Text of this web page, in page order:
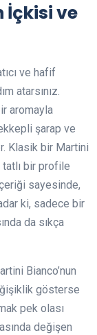
İçkisi ve
ve hafif
atarsınız.
aromayla
şarap ve
Klasik bir Martini
tatlı bir profile
sayesinde,
ki, sadece bir
da sıkça
Bianco’nun
gösterse
pek olası
değişen